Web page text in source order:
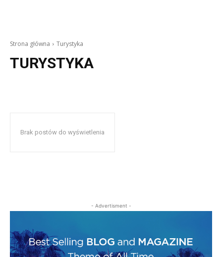
Strona główna Turystyka
TURYSTYKA
Brak postów do wyświetlenia
- Advertisment -